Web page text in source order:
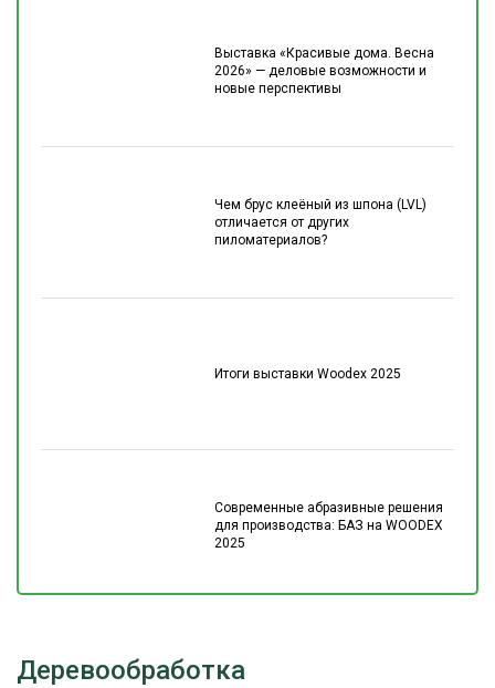
Выставка «Красивые дома. Весна
2026» — деловые возможности и
новые перспективы
Чем брус клеёный из шпона (LVL)
отличается от других
пиломатериалов?
Итоги выставки Woodex 2025
Современные абразивные решения
для производства: БАЗ на WOODEX
2025
Деревообработка